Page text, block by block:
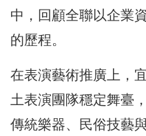
中，回顧全聯以企業
的歷程。
在表演藝術推廣上，
土表演團隊穩定舞臺
傳統樂器、民俗技藝